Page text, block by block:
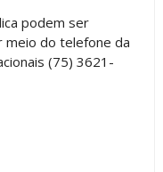
podem ser
meio do telefone da
(75) 3621-